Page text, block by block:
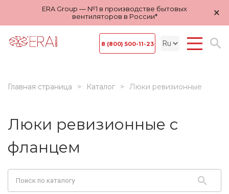
ERA Group — №1 в производстве бытовых
вентиляторов в России*
×
8 (800) 500-11-23
Главная страница Каталог Люки ревизионные
Люки ревизионные с
фланцем